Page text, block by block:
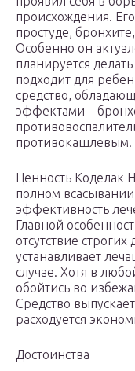
происхождения.
простуде,
Особенно он
планируется
подходит для
средство,
эффектами –
противокашлевым.
Ценность Коделак
полном
эффективность
Главной
отсутствие
устанавливает
случае. Хотя в
обойтись во
Средство
расходуется
Достоинства